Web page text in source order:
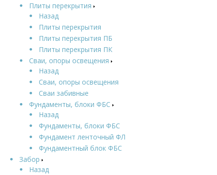
Плиты перекрытия
Назад
Плиты перекрытия
Плиты перекрытия ПБ
Плиты перекрытия ПК
Сваи, опоры освещения
Назад
Сваи, опоры освещения
Сваи забивные
Фундаменты, блоки ФБС
Назад
Фундаменты, блоки ФБС
Фундамент ленточный ФЛ
Фундаментный блок ФБС
Забор
Назад